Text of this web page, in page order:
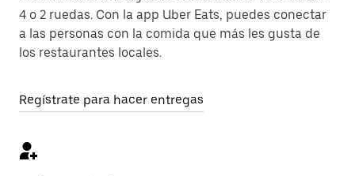
4 o 2 ruedas. Con la app Uber Eats, puedes conectar
a las personas con la comida que más les gusta de
los restaurantes locales.
Regístrate para hacer entregas